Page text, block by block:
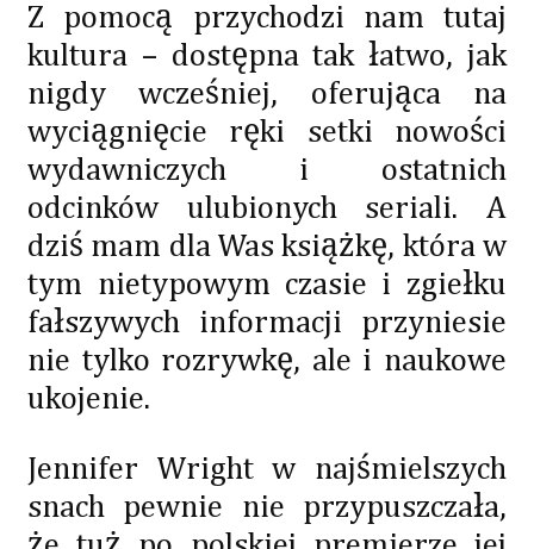
Z pomocą przychodzi nam tutaj
kultura – dostępna tak łatwo, jak
nigdy wcześniej, oferująca na
wyciągnięcie ręki setki nowości
wydawniczych i ostatnich
odcinków ulubionych seriali. A
dziś mam dla Was książkę, która w
tym nietypowym czasie i zgiełku
fałszywych informacji przyniesie
nie tylko rozrywkę, ale i naukowe
ukojenie.
Jennifer Wright w najśmielszych
snach pewnie nie przypuszczała,